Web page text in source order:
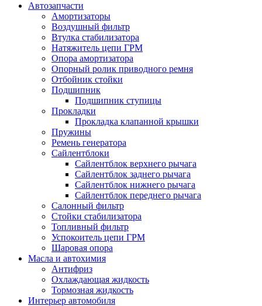
Автозапчасти
Амортизаторы
Воздушный фильтр
Втулка стабилизатора
Натяжитель цепи ГРМ
Опора амортизатора
Опорный ролик приводного ремня
Отбойник стойки
Подшипник
Подшипник ступицы
Прокладки
Прокладка клапанной крышки
Пружины
Ремень генератора
Сайлентблоки
Сайлентблок верхнего рычага
Сайлентблок заднего рычага
Сайлентблок нижнего рычага
Сайлентблок переднего рычага
Салонный фильтр
Стойки стабилизатора
Топливный фильтр
Успокоитель цепи ГРМ
Шаровая опора
Масла и автохимия
Антифриз
Охлаждающая жидкость
Тормозная жидкость
Интерьер автомобиля